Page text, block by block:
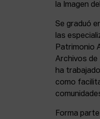
la Imagen
Se graduó
las
Patrimonio
Archivos de
ha
como
Forma